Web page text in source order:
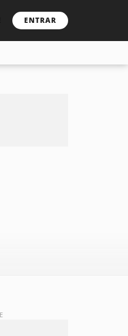
ENTRAR